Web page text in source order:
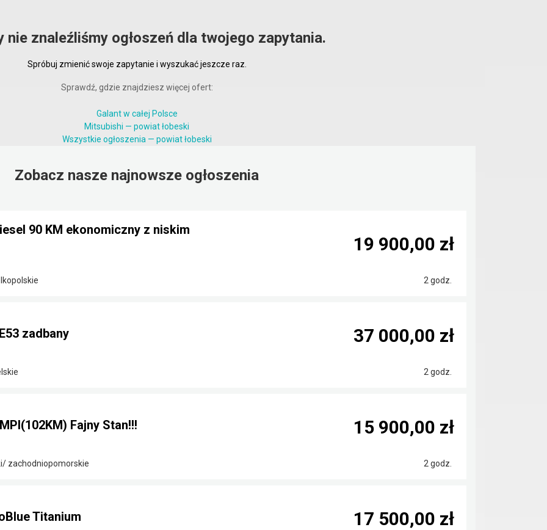
nie znaleźliśmy ogłoszeń dla twojego zapytania.
Spróbuj zmienić swoje zapytanie i wyszukać jeszcze raz.
Sprawdź, gdzie znajdziesz więcej ofert:
Galant w całej Polsce
Mitsubishi — powiat łobeski
Wszystkie ogłoszenia — powiat łobeski
Zobacz nasze najnowsze ogłoszenia
90 KM ekonomiczny z niskim
2 godz.
19 900,00 zł
zadbany
2 godz.
37 000,00 zł
Fajny Stan!!!
zachodniopomorskie 2 godz.
15 900,00 zł
Titanium 17 500,00 zł